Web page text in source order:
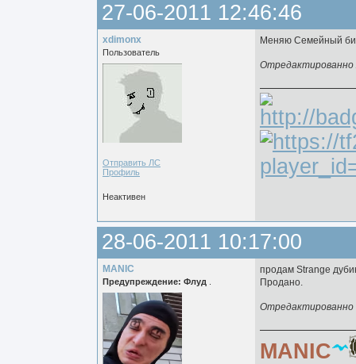
27-06-2011 12:46:46
xdimonx
Пользователь
Отправить ЛС
Профиль
Меняю Семейный
Отредактированно
Неактивен
28-06-2011 10:17:00
MANIC
Предупреждение: Флуд
продам Strange
Продано.
Отредактированно
MANIC